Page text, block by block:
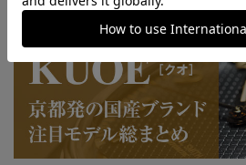
KUOE：総まとめ